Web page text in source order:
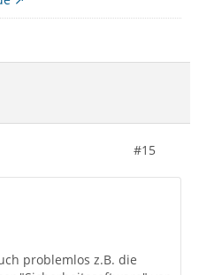
#15
problemlos z.B. die